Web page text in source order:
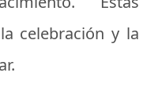
celebración y la